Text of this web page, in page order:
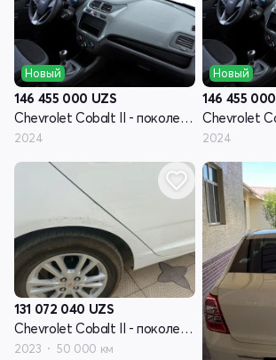
Новый
146 455 000 UZS
Chevrolet Cobalt II - поколение рестайлинг
2024
Новый
146 455 000
2024
131 072 040 UZS
Chevrolet Cobalt II - поколение рестайлинг
2023 50 000 км